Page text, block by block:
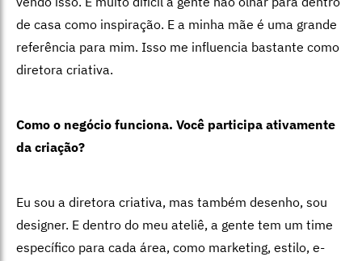
de casa como inspiração. E a minha mãe é uma grande
referência para mim. Isso me influencia bastante como
diretora criativa.
Como o negócio funciona. Você participa ativamente
da criação?
Eu sou a diretora criativa, mas também desenho, sou
designer. E dentro do meu ateliê, a gente tem um time
específico para cada área, como marketing, estilo, e-